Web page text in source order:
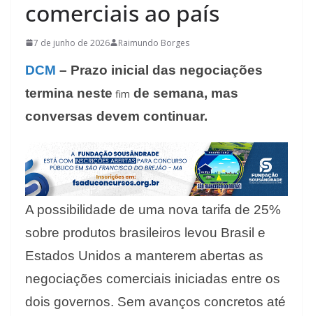
comerciais ao país
7 de junho de 2026 Raimundo Borges
DCM – Prazo inicial das negociações
termina neste fim de semana, mas
conversas devem continuar.
A possibilidade de uma nova tarifa de 25%
sobre produtos brasileiros levou Brasil e
Estados Unidos a manterem abertas as
negociações comerciais iniciadas entre os
dois governos. Sem avanços concretos até